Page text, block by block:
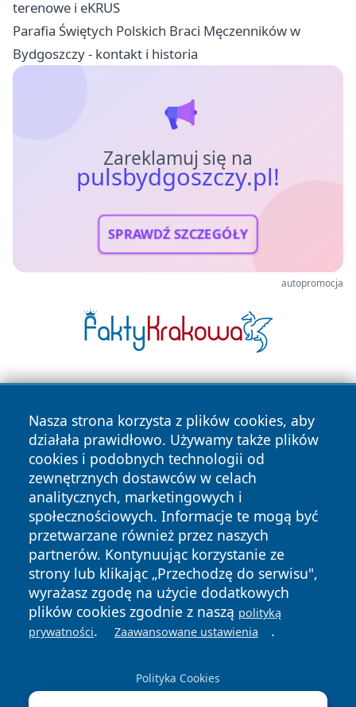
terenowe i eKRUS
Parafia Świętych Polskich Braci Męczenników w
Bydgoszczy - kontakt i historia
Zareklamuj się na
pulsbydgoszczy.pl!
SPRAWDŹ SZCZEGÓŁY
autopromocja
Nasza strona korzysta z plików cookies, aby
działała prawidłowo. Używamy także plików
cookies i podobnych technologii od
zewnętrznych dostawców w celach
analitycznych, marketingowych i
społecznościowych. Informacje te mogą być
przetwarzane również przez naszych
partnerów. Kontynuując korzystanie ze
strony lub klikając „Przechodzę do serwisu",
wyrażasz zgodę na użycie dodatkowych
plików cookies zgodnie z naszą polityką
prywatności. Zaawansowane ustawienia .
Polityka Cookies
Copyright © 2026 pulsbydgoszczy.pl Wszystkie prawa
zastrzeżone.
News Autorzy
Polityka
Prywatności
Polityka
Cookies